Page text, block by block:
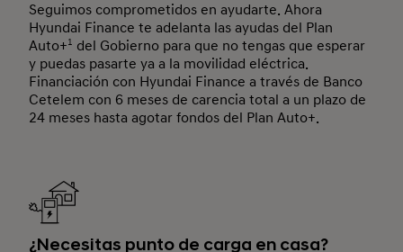
Seguimos comprometidos en ayudarte. Ahora
Hyundai Finance te adelanta las ayudas del Plan
Auto+1 del Gobierno para que no tengas que esperar
y puedas pasarte ya a la movilidad eléctrica.
Financiación con Hyundai Finance a través de Banco
Cetelem con 6 meses de carencia total a un plazo de
24 meses hasta agotar fondos del Plan Auto+.
¿Necesitas punto de carga en casa?